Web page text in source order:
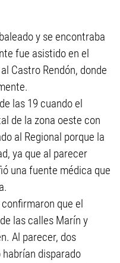
y se encontraba
fue asistido en el
Castro Rendón, donde
las 19 cuando el
de la zona oeste con
al Regional porque la
ya que al parecer
una fuente médica que
que el
las calles Marín y
Al parecer, dos
disparado